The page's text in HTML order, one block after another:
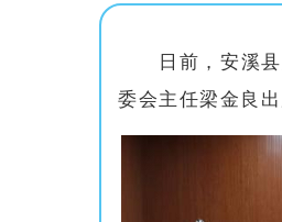
日前，安溪
委会主任梁金良